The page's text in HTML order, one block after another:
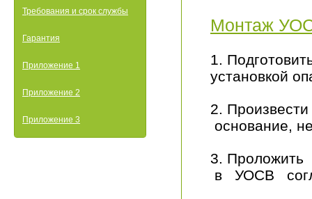
Требования и срок службы
Гарантия
Приложение 1
Приложение 2
Приложение 3
Монтаж
1.
установкой
2.
основание,
3.
в УОСВ